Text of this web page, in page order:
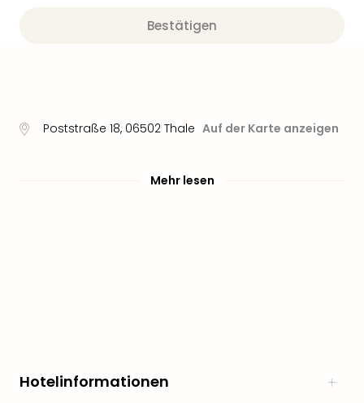
Bestätigen
Poststraße 18, 06502 Thale Auf der Karte anzeigen
Mehr lesen
Hotelinformationen